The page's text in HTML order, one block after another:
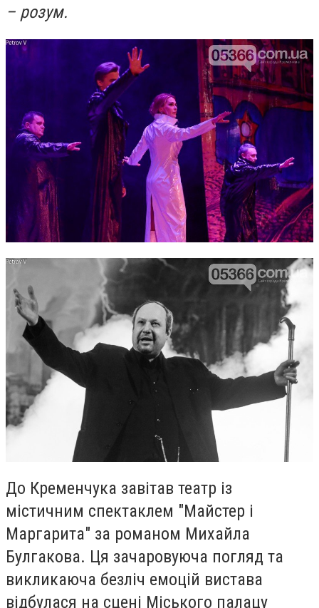
– розум.
До Кременчука завітав театр із
містичним спектаклем "Майстер і
Маргарита" за романом Михайла
Булгакова. Ця зачаровуюча погляд та
викликаюча безліч емоцій вистава
відбулася на сцені Міського палацу